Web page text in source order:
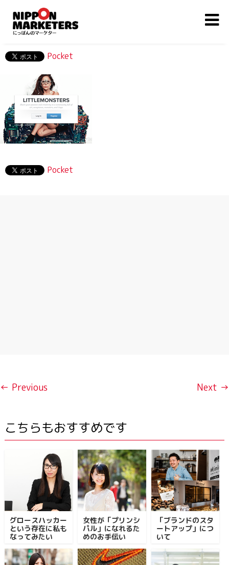
Pocket
Pocket
← Previous Next →
こちらもおすすめです
グロースハッカー
という存在に私も
なってみたい
女性が「プリンシ
パル」になれるた
めのお手伝い
「ブランドのスタ
ートアップ」につ
いて